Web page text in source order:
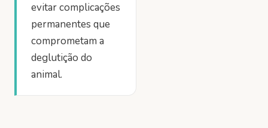
evitar complicações
permanentes que
comprometam a
deglutição do
animal.